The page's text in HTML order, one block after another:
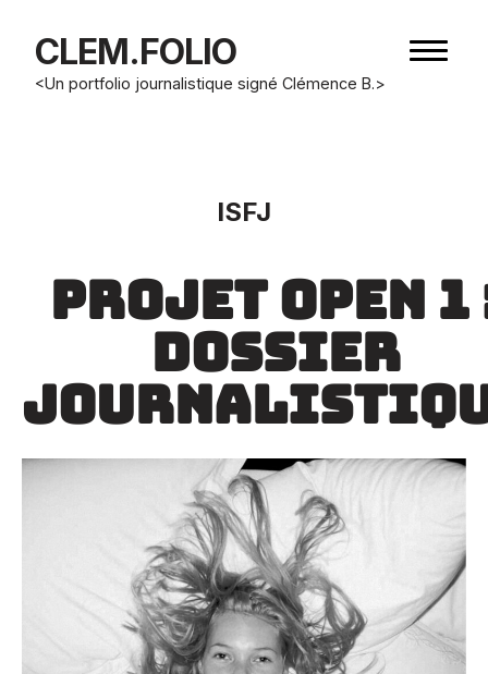
CLEM.FOLIO
<Un portfolio journalistique signé Clémence B.>
Bouton
ISFJ
projet open 1
dossier